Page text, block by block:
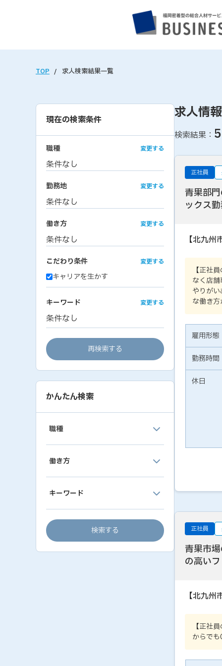
TOP 求人検索結果一覧
現在の検索条件
職種 変更する
条件なし
勤務地 変更する
条件なし
働き方 変更する
条件なし
こだわり条件 変更する
キャリアを生かす
キーワード 変更する
条件なし
再検索する
かんたん検索
職種
働き方
キーワード
検索する
求人情
検索結果：
正社員
青果部
ックス
【北九
【正社
なく店
やりが
な働き
雇用形態
勤務時間
休日
正社員
青果市
の高い
【北九
【正社
からで